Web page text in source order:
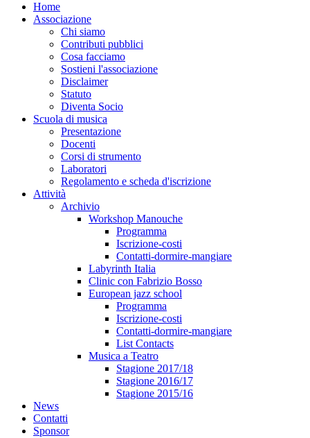
Home
Associazione
Chi siamo
Contributi pubblici
Cosa facciamo
Sostieni l'associazione
Disclaimer
Statuto
Diventa Socio
Scuola di musica
Presentazione
Docenti
Corsi di strumento
Laboratori
Regolamento e scheda d'iscrizione
Attività
Archivio
Workshop Manouche
Programma
Iscrizione-costi
Contatti-dormire-mangiare
Labyrinth Italia
Clinic con Fabrizio Bosso
European jazz school
Programma
Iscrizione-costi
Contatti-dormire-mangiare
List Contacts
Musica a Teatro
Stagione 2017/18
Stagione 2016/17
Stagione 2015/16
News
Contatti
Sponsor